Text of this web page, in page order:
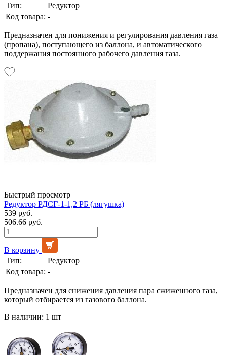
Тип:
Редуктор
Код товара: -
Предназначен для понижения и регулирования давления газа
(пропана), поступающего из баллона, и автоматического
поддержания постоянного рабочего давления газа.
Быстрый просмотр
Редуктор РДСГ-1-1,2 РБ (лягушка)
539 руб.
506.66 руб.
В корзину
Тип:
Редуктор
Код товара: -
Предназначен для снижения давления пара сжиженного газа,
который отбирается из газового баллона.
В наличии: 1 шт